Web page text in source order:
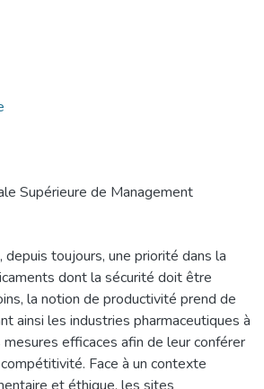
Supérieure de Management
toujours, une priorité dans la
dont la sécurité doit être
la notion de productivité prend de
ainsi les industries pharmaceutiques à
efficaces afin de leur conférer
Face à un contexte